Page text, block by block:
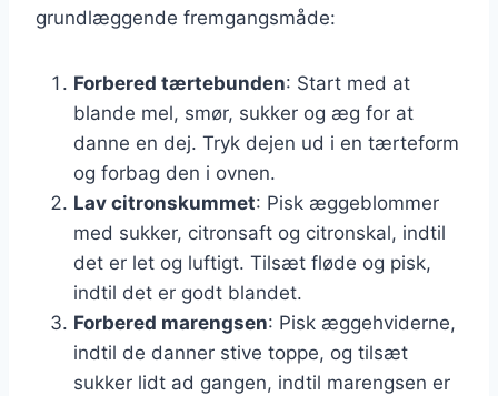
grundlæggende fremgangsmåde:
Forbered tærtebunden: Start med at
blande mel, smør, sukker og æg for at
danne en dej. Tryk dejen ud i en tærteform
og forbag den i ovnen.
Lav citronskummet: Pisk æggeblommer
med sukker, citronsaft og citronskal, indtil
det er let og luftigt. Tilsæt fløde og pisk,
indtil det er godt blandet.
Forbered marengsen: Pisk æggehviderne,
indtil de danner stive toppe, og tilsæt
sukker lidt ad gangen, indtil marengsen er